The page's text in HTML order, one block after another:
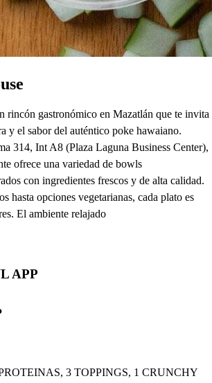
rincón gastronómico en Mazatlán que te invita
y el sabor del auténtico poke hawaiano.
314, Int A8 (Plaza Laguna Business Center),
ofrece una variedad de bowls
con ingredientes frescos y de alta calidad.
hasta opciones vegetarianas, cada plato es
El ambiente relajado
APP
3 TOPPINGS, 1 CRUNCHY